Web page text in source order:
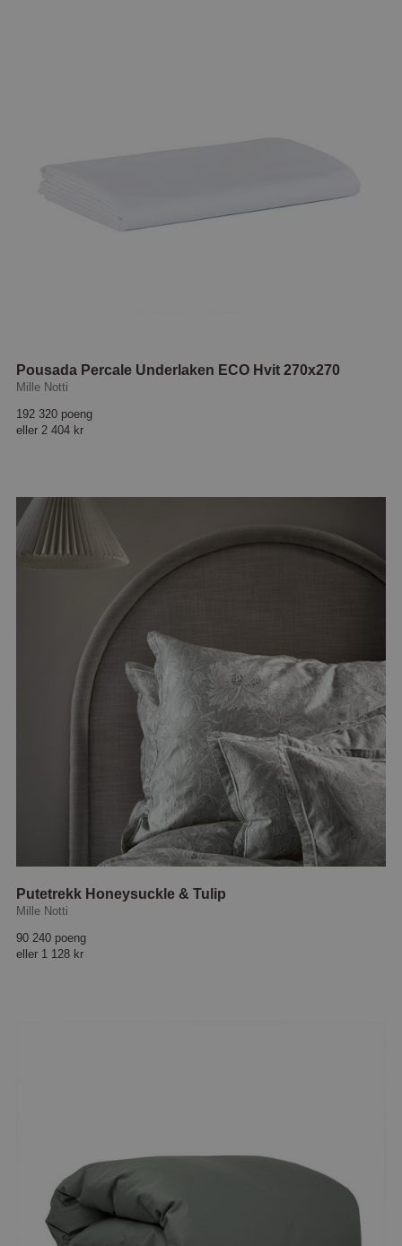
Pousada Percale Underlaken ECO Hvit 270x270
Mille Notti
192 320 poeng
eller 2 404 kr
Putetrekk Honeysuckle & Tulip
Mille Notti
90 240 poeng
eller 1 128 kr